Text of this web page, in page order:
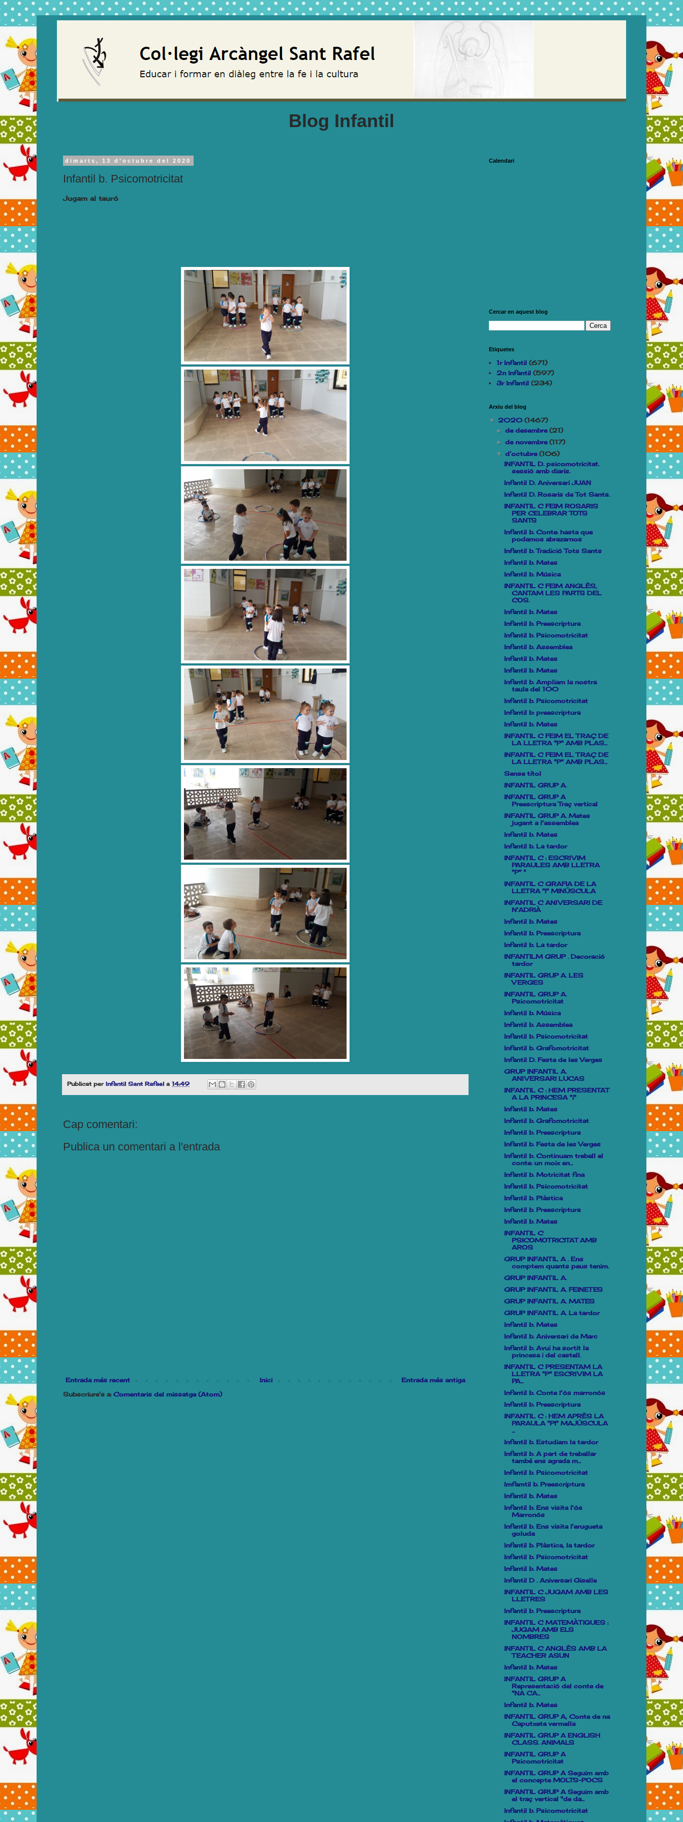
Blog Infantil
dimarts, 13 d’octubre del 2020
Infantil b. Psicomotricitat
Jugam al tauró
Publicat per Infantil Sant Rafael a 14:49
Cap comentari:
Publica un comentari a l'entrada
Entrada més recent Entrada més antiga
Inici
Subscriure's a: Comentaris del missatge (Atom)
Calendari
Cercar en aquest blog
Etiquetes
1r Infantil (671)
2n Infantil (597)
3r Infantil (234)
Arxiu del blog
▼ 2020 (1467)
►de desembre(21)
►de novembre(117)
▼d’octubre(106)
INFANTIL D. psicomotricitat.
sessió amb diaris.
Infantil D. Aniversari JUAN
Infantil D. Rosaris de Tot Sants.
INFANTIL C FEIM ROSARIS
PER CELEBRAR TOTS
SANTS
Infantil b. Conte: hasta que
podamos abrazarnos
Infantil b. Tradició Tots Sants
Infantil b. Mates
Infantil b. Música
INFANTIL C FEIM ANGLÈS,
CANTAM LES PARTS DEL
COS.
Infantil b. Mates
Infantil b. Preescriptura
Infantil b. Psicomotricitat
Infantil b. Assemblea
Infantil b. Mates
Infantil b. Mates
Infantil b. Ampliam la nostra
taula del 100
Infantil b. Psicomotricitat
Infantil b: preescriptura
Infantil b. Mates
INFANTIL C FEIM EL TRAÇ DE
LA LLETRA "P" AMB PLAS...
INFANTIL C FEIM EL TRAÇ DE
LA LLETRA "P" AMB PLAS...
Sense títol
INFANTIL GRUP A.
INFANTIL GRUP A
Preescriptura Traç vertical
INFANTIL GRUP A. Mates
jugant a l'assemblea
Infantil b. Mates
Infantil b. La tardor
INFANTIL C : ESCRIVIM
PARAULES AMB LLETRA
"P" "
INFANTIL C GRAFIA DE LA
LLETRA "I" MINÚSCULA
INFANTIL C ANIVERSARI DE
N'ADRIÀ
Infantil b. Mates
Infantil b. Preescriptura
Infantil b. La tardor
INFANTILM GRUP . Decoració
tardor
INFANTIL GRUP A. LES
VERGES
INFANTIL GRUP A.
Psicomotricitat
Infantil b. Música
Infantil b. Assemblea
Infantil b. Psicomotricitat
Infantil b. Grafomotricitat
Infantil D. Festa de les Verges
GRUP INFANTIL A.
ANIVERSARI LUCAS
INFANTIL C : HEM PRESENTAT
A LA PRINCESA "i"
Infantil b. Mates
Infantil b. Grafomotricitat
Infantil b. Preescriptura
Infantil b. Festa de les Verges
Infantil b. Continuam treball el
conte: un moix en...
Infantil b. Motricitat fina
Infantil b. Psicomotricitat
Infantil b. Plàstica
Infantil b. Preescriptura
Infantil b. Mates
INFANTIL C
PSICOMOTRICITAT AMB
AROS
GRUP INFANTIL A . Ens
comptem quants peus tenim.
GRUP INFANTIL A.
GRUP INFANTIL A. FEINETES
GRUP INFANTIL A. MATES
GRUP INFANTIL A. La tardor
Infantil b. Mates
Infantil b. Aniversari de Marc
Infantil b. Avui ha sortit la
princesa i del castell.
INFANTIL C PRESENTAM LA
LLETRA "P" ESCRIVIM LA
PA...
Infantil b. Conte l'ós marronós
Infantil b. Preescriptura
INFANTIL C : HEM APRÈS LA
PARAULA "PI" MAJÚSCULA
...
Infantil b. Estudiam la tardor
Infantil b. A part de treballar
també ens agrada m...
Infantil b. Psicomotricitat
Imfamtil b. Preescriptura
Infantil b. Mates
Infantil b. Ens visita l'ós
Marronós
Infantil b. Ens visita l'erugueta
goluda
Infantil b. Plàstica, la tardor
Infantil b. Psicomotricitat
Infantil b. Mates
Infantil D . Aniversari Giselle
INFANTIL C JUGAM AMB LES
LLETRES
Infantil b. Preescriptura
INFANTIL C MATEMÀTIQUES :
JUGAM AMB ELS
NOMBRES
INFANTIL C ANGLÈS AMB LA
TEACHER ASUN
Infantil b. Mates
INFANTIL GRUP A
Representació del conte de
"NA CA...
Infantil b. Mates
INFANTIL GRUP A, Conte de na
Caputxeta vermella
INFANTIL GRUP A ENGLISH
CLASS. ANIMALS
INFANTIL GRUP A
Psicomotricitat
INFANTIL GRUP A Seguim amb
el concepte MOLTS-POCS
INFANTIL GRUP A Seguim amb
el traç vertical "de da...
Infantil b. Psicomotricitat